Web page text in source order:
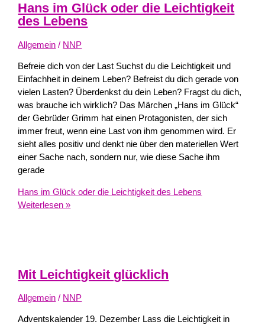
Hans im Glück oder die Leichtigkeit
des Lebens
Allgemein / NNP
Befreie dich von der Last Suchst du die Leichtigkeit und
Einfachheit in deinem Leben? Befreist du dich gerade von
vielen Lasten? Überdenkst du dein Leben? Fragst du dich,
was brauche ich wirklich? Das Märchen „Hans im Glück“
der Gebrüder Grimm hat einen Protagonisten, der sich
immer freut, wenn eine Last von ihm genommen wird. Er
sieht alles positiv und denkt nie über den materiellen Wert
einer Sache nach, sondern nur, wie diese Sache ihm
gerade
Hans im Glück oder die Leichtigkeit des Lebens
Weiterlesen »
Mit Leichtigkeit glücklich
Allgemein / NNP
Adventskalender 19. Dezember Lass die Leichtigkeit in